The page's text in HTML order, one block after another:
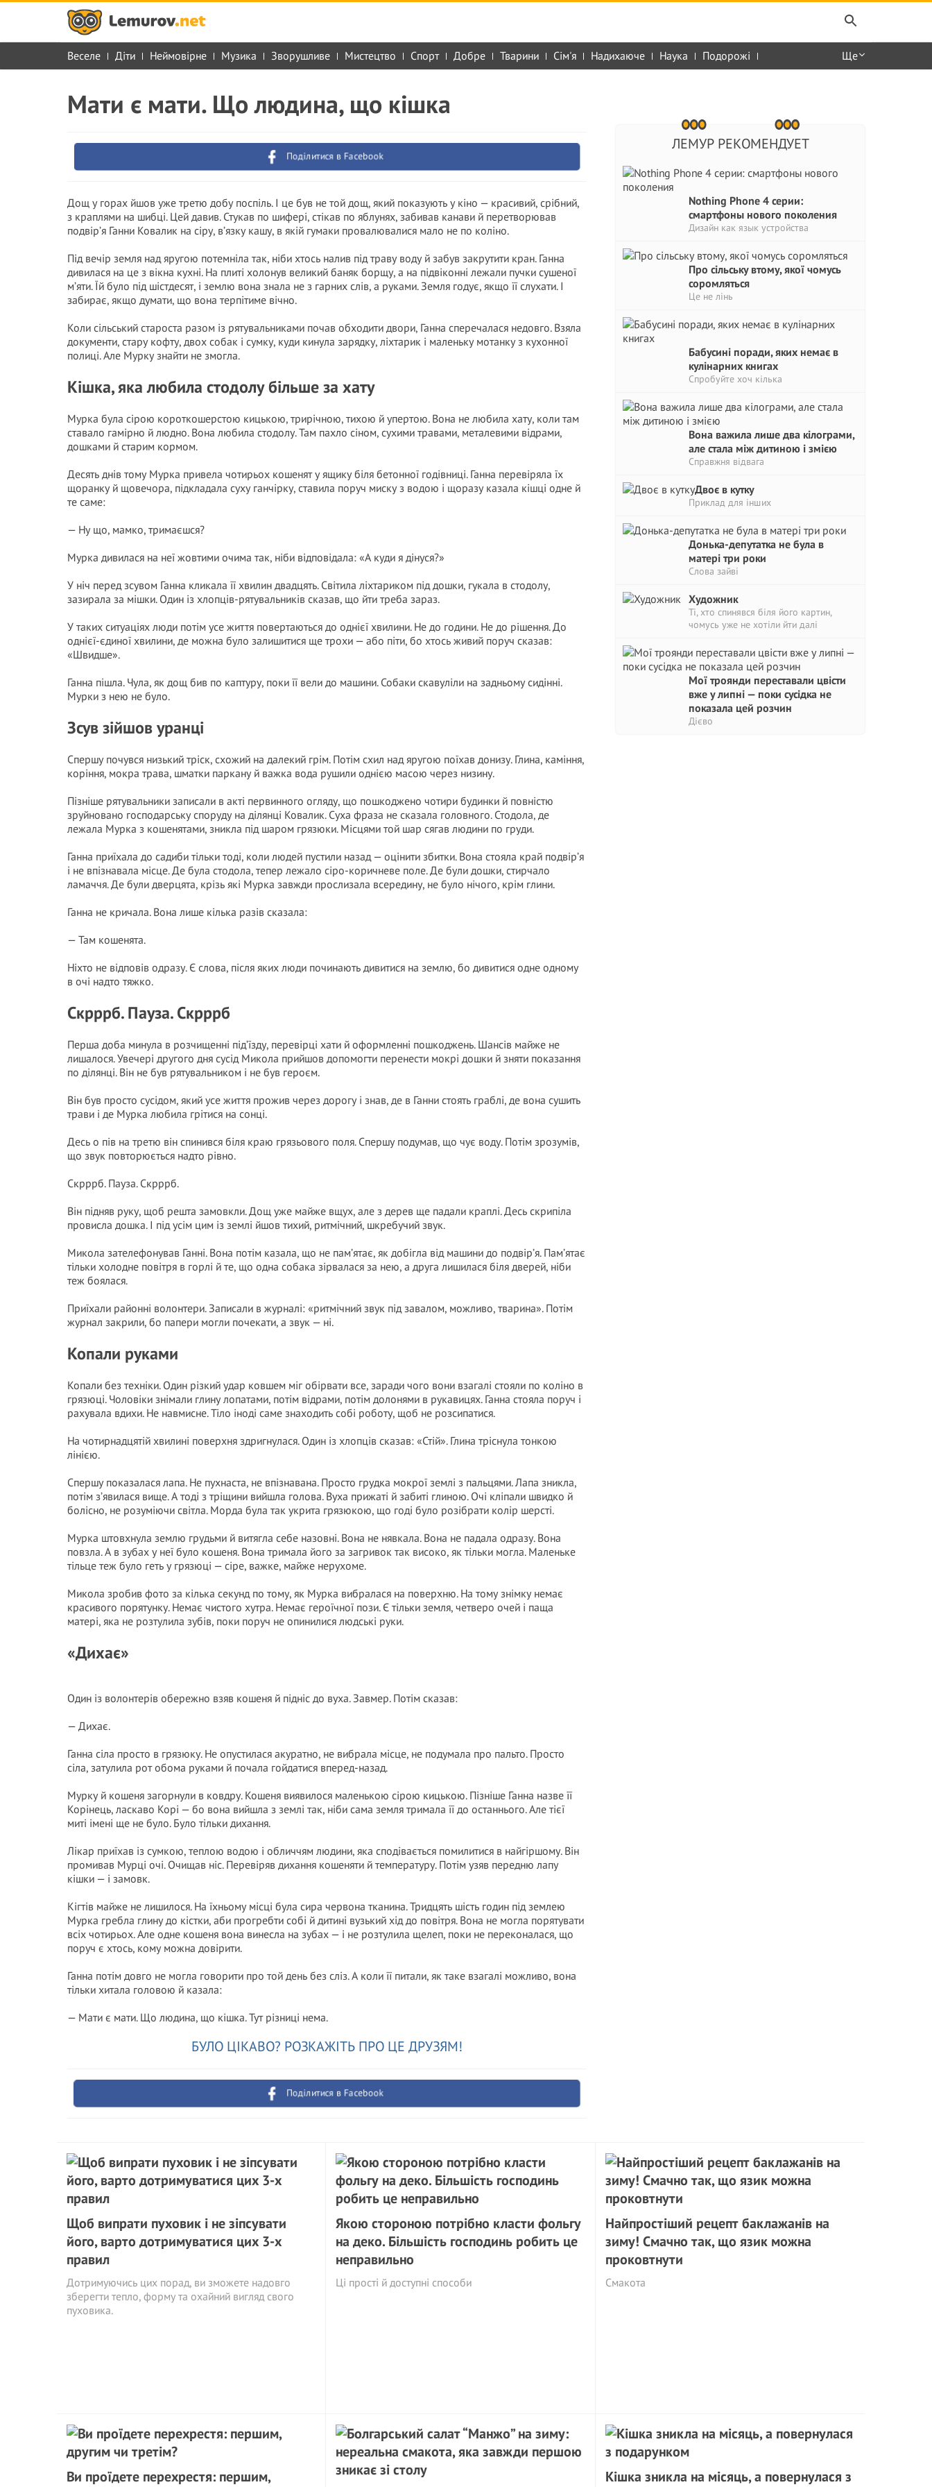
Веселе Діти Неймовірне Музика Зворушливе Мистецтво Спорт Добре Тварини Сім'я Надихаюче Наука Подорожі Ще
ЛЕМУР РЕКОМЕНДУЕТ
Nothing Phone 4 серии:
смартфоны нового поколения
Дизайн как язык устройства
Про сільську втому, якої чомусь
соромляться
Це не лінь
Бабусині поради, яких немає в
кулінарних книгах
Спробуйте хоч кілька
Вона важила лише два кілограми,
але стала між дитиною і змією
Справжня відвага
Двоє в кутку
Приклад для інших
Донька-депутатка не була в
матері три роки
Слова зайві
Художник
Ті, хто спинявся біля його картин,
чомусь уже не хотіли йти далі
Мої троянди переставали цвісти
вже у липні — поки сусідка не
показала цей розчин
Дієво
Мати є мати. Що людина, що кішка
Поділитися в Facebook
Дощ у горах йшов уже третю добу поспіль. І це був не той дощ, який показують у кіно — красивий, срібний,
з краплями на шибці. Цей давив. Стукав по шифері, стікав по яблунях, забивав канави й перетворював
подвір’я Ганни Ковалик на сіру, в’язку кашу, в якій гумаки провалювалися мало не по коліно.
Під вечір земля над яругою потемніла так, ніби хтось налив під траву воду й забув закрутити кран. Ганна
дивилася на це з вікна кухні. На плиті холонув великий баняк борщу, а на підвіконні лежали пучки сушеної
м’яти. Їй було під шістдесят, і землю вона знала не з гарних слів, а руками. Земля годує, якщо її слухати. І
забирає, якщо думати, що вона терпітиме вічно.
Коли сільський староста разом із рятувальниками почав обходити двори, Ганна сперечалася недовго. Взяла
документи, стару кофту, двох собак і сумку, куди кинула зарядку, ліхтарик і маленьку мотанку з кухонної
полиці. Але Мурку знайти не змогла.
Кішка, яка любила стодолу більше за хату
Мурка була сірою короткошерстою кицькою, трирічною, тихою й упертою. Вона не любила хату, коли там
ставало гамірно й людно. Вона любила стодолу. Там пахло сіном, сухими травами, металевими відрами,
дошками й старим кормом.
Десять днів тому Мурка привела чотирьох кошенят у ящику біля бетонної годівниці. Ганна перевіряла їх
щоранку й щовечора, підкладала суху ганчірку, ставила поруч миску з водою і щоразу казала кішці одне й
те саме:
— Ну що, мамко, тримаєшся?
Мурка дивилася на неї жовтими очима так, ніби відповідала: «А куди я дінуся?»
У ніч перед зсувом Ганна кликала її хвилин двадцять. Світила ліхтариком під дошки, гукала в стодолу,
зазирала за мішки. Один із хлопців-рятувальників сказав, що йти треба зараз.
У таких ситуаціях люди потім усе життя повертаються до однієї хвилини. Не до години. Не до рішення. До
однієї-єдиної хвилини, де можна було залишитися ще трохи — або піти, бо хтось живий поруч сказав:
«Швидше».
Ганна пішла. Чула, як дощ бив по каптуру, поки її вели до машини. Собаки скавуліли на задньому сидінні.
Мурки з нею не було.
Зсув зійшов уранці
Спершу почувся низький тріск, схожий на далекий грім. Потім схил над яругою поїхав донизу. Глина, каміння,
коріння, мокра трава, шматки паркану й важка вода рушили однією масою через низину.
Пізніше рятувальники записали в акті первинного огляду, що пошкоджено чотири будинки й повністю
зруйновано господарську споруду на ділянці Ковалик. Суха фраза не сказала головного. Стодола, де
лежала Мурка з кошенятами, зникла під шаром грязюки. Місцями той шар сягав людини по груди.
Ганна приїхала до садиби тільки тоді, коли людей пустили назад — оцінити збитки. Вона стояла край подвір’я
і не впізнавала місце. Де була стодола, тепер лежало сіро-коричневе поле. Де були дошки, стирчало
ламаччя. Де були дверцята, крізь які Мурка завжди прослизала всередину, не було нічого, крім глини.
Ганна не кричала. Вона лише кілька разів сказала:
— Там кошенята.
Ніхто не відповів одразу. Є слова, після яких люди починають дивитися на землю, бо дивитися одне одному
в очі надто тяжко.
Скрррб. Пауза. Скрррб
Перша доба минула в розчищенні під’їзду, перевірці хати й оформленні пошкоджень. Шансів майже не
лишалося. Увечері другого дня сусід Микола прийшов допомогти перенести мокрі дошки й зняти показання
по ділянці. Він не був рятувальником і не був героєм.
Він був просто сусідом, який усе життя прожив через дорогу і знав, де в Ганни стоять граблі, де вона сушить
трави і де Мурка любила грітися на сонці.
Десь о пів на третю він спинився біля краю грязьового поля. Спершу подумав, що чує воду. Потім зрозумів,
що звук повторюється надто рівно.
Скрррб. Пауза. Скрррб.
Він підняв руку, щоб решта замовкли. Дощ уже майже вщух, але з дерев ще падали краплі. Десь скрипіла
провисла дошка. І під усім цим із землі йшов тихий, ритмічний, шкребучий звук.
Микола зателефонував Ганні. Вона потім казала, що не пам’ятає, як добігла від машини до подвір’я. Пам’ятає
тільки холодне повітря в горлі й те, що одна собака зірвалася за нею, а друга лишилася біля дверей, ніби
теж боялася.
Приїхали районні волонтери. Записали в журналі: «ритмічний звук під завалом, можливо, тварина». Потім
журнал закрили, бо папери могли почекати, а звук — ні.
Копали руками
Копали без техніки. Один різкий удар ковшем міг обірвати все, заради чого вони взагалі стояли по коліно в
грязюці. Чоловіки знімали глину лопатами, потім відрами, потім долонями в рукавицях. Ганна стояла поруч і
рахувала вдихи. Не навмисне. Тіло іноді саме знаходить собі роботу, щоб не розсипатися.
На чотирнадцятій хвилині поверхня здригнулася. Один із хлопців сказав: «Стій». Глина тріснула тонкою
лінією.
Спершу показалася лапа. Не пухнаста, не впізнавана. Просто грудка мокрої землі з пальцями. Лапа зникла,
потім з’явилася вище. А тоді з тріщини вийшла голова. Вуха прижаті й забиті глиною. Очі кліпали швидко й
болісно, не розуміючи світла. Морда була так укрита грязюкою, що годі було розібрати колір шерсті.
Мурка штовхнула землю грудьми й витягла себе назовні. Вона не нявкала. Вона не падала одразу. Вона
повзла. А в зубах у неї було кошеня. Вона тримала його за загривок так високо, як тільки могла. Маленьке
тільце теж було геть у грязюці — сіре, важке, майже нерухоме.
Микола зробив фото за кілька секунд по тому, як Мурка вибралася на поверхню. На тому знімку немає
красивого порятунку. Немає чистого хутра. Немає героїчної пози. Є тільки земля, четверо очей і паща
матері, яка не розтулила зубів, поки поруч не опинилися людські руки.
«Дихає»
Один із волонтерів обережно взяв кошеня й підніс до вуха. Завмер. Потім сказав:
— Дихає.
Ганна сіла просто в грязюку. Не опустилася акуратно, не вибрала місце, не подумала про пальто. Просто
сіла, затулила рот обома руками й почала гойдатися вперед-назад.
Мурку й кошеня загорнули в ковдру. Кошеня виявилося маленькою сірою кицькою. Пізніше Ганна назве її
Корінець, ласкаво Корі — бо вона вийшла з землі так, ніби сама земля тримала її до останнього. Але тієї
миті імені ще не було. Було тільки дихання.
Лiкар приїхав із сумкою, теплою водою і обличчям людини, яка сподівається помилитися в найгіршому. Він
промивав Мурці очі. Очищав ніс. Перевіряв дихання кошеняти й температуру. Потім узяв передню лапу
кішки — і замовк.
Кігтів майже не лишилося. На їхньому місці була сира червона тканина. Тридцять шість годин під землею
Мурка гребла глину до кістки, аби прогребти собі й дитині вузький хід до повітря. Вона не могла порятувати
всіх чотирьох. Але одне кошеня вона винесла на зубах — і не розтулила щелеп, поки не переконалася, що
поруч є хтось, кому можна довірити.
Ганна потім довго не могла говорити про той день без сліз. А коли її питали, як таке взагалі можливо, вона
тільки хитала головою й казала:
— Мати є мати. Що людина, що кішка. Тут різниці нема.
БУЛО ЦІКАВО? РОЗКАЖІТЬ ПРО ЦЕ ДРУЗЯМ!
Поділитися в Facebook
Щоб випрати пуховик і не зіпсувати
його, варто дотримуватися цих 3-х
правил
Дотримуючись цих порад, ви зможете надовго
зберегти тепло, форму та охайний вигляд свого
пуховика.
Якою стороною потрібно класти фольгу
на деко. Більшість господинь робить це
неправильно
Ці прості й доступні способи
Найпростіший рецепт баклажанів на
зиму! Смачно так, що язик можна
проковтнути
Смакота
Ви проїдете перехрестя: першим,
Кішка зникла на місяць, а повернулася з